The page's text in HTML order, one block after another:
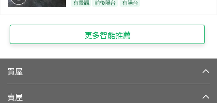
有景觀 前後陽台 有陽台
更多智能推薦
買屋
賣屋